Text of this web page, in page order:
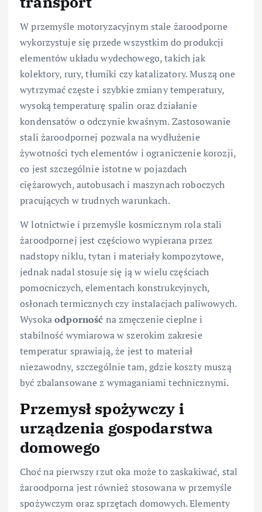
W przemyśle motoryzacyjnym stale żaroodporne
wykorzystuje się przede wszystkim do produkcji
elementów układu wydechowego, takich jak
kolektory, rury, tłumiki czy katalizatory. Muszą one
wytrzymać częste i szybkie zmiany temperatury,
wysoką temperaturę spalin oraz działanie
kondensatów o odczynie kwaśnym. Zastosowanie
stali żaroodpornej pozwala na wydłużenie
żywotności tych elementów i ograniczenie korozji,
co jest szczególnie istotne w pojazdach
ciężarowych, autobusach i maszynach roboczych
pracujących w trudnych warunkach.
W lotnictwie i przemyśle kosmicznym rola stali
żaroodpornej jest częściowo wypierana przez
nadstopy niklu, tytan i materiały kompozytowe,
jednak nadal stosuje się ją w wielu częściach
pomocniczych, elementach konstrukcyjnych,
osłonach termicznych czy instalacjach paliwowych.
Wysokaodporność na zmęczenie cieplne i
stabilność wymiarowa w szerokim zakresie
temperatur sprawiają, że jest to materiał
niezawodny, szczególnie tam, gdzie koszty muszą
być zbalansowane z wymaganiami technicznymi.
Przemysł spożywczy i
urządzenia gospodarstwa
domowego
Choć na pierwszy rzut oka może to zaskakiwać, stal
żaroodporna jest również stosowana w przemyśle
spożywczym oraz sprzętach domowych. Elementy